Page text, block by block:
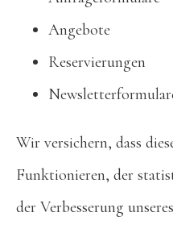
Angebote
Reservierungen
Wir versichern, dass
Funktionieren, der
der Verbesserung